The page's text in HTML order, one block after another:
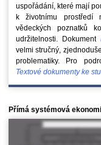
uspořádání, které mají
k životnímu prostředí
vědeckých poznatků
udržitelnosti. Dokument
velmi stručný,
problematiky. Pro
Textové dokumenty ke
Přímá systémová